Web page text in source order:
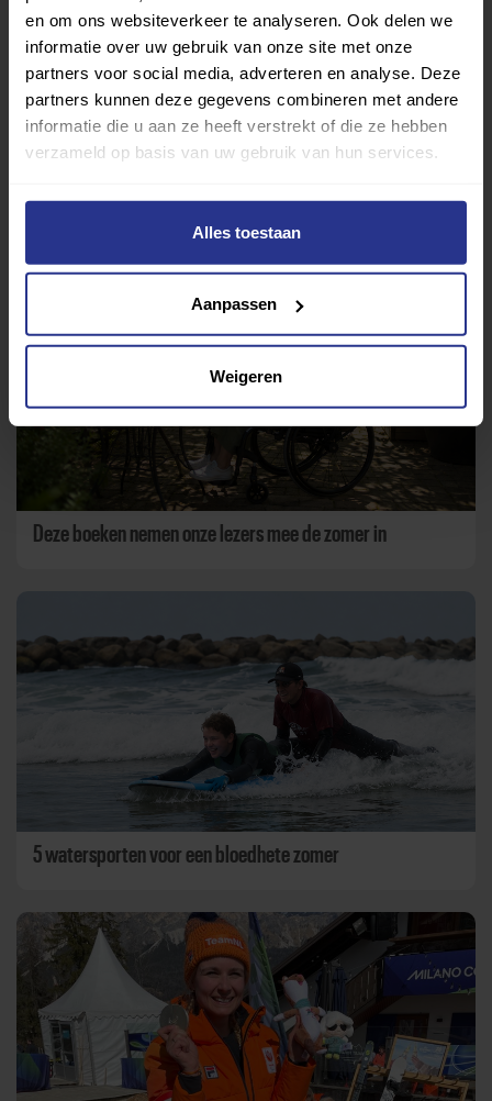
en om ons websiteverkeer te analyseren. Ook delen we
informatie over uw gebruik van onze site met onze
partners voor social media, adverteren en analyse. Deze
partners kunnen deze gegevens combineren met andere
informatie die u aan ze heeft verstrekt of die ze hebben
verzameld op basis van uw gebruik van hun services.
Alles toestaan
Aanpassen
Weigeren
Lifestyle Tech Tips & tricks
Terug naar nieuwsoverzicht
Deze boeken nemen onze lezers mee de zomer in
5 watersporten voor een bloedhete zomer